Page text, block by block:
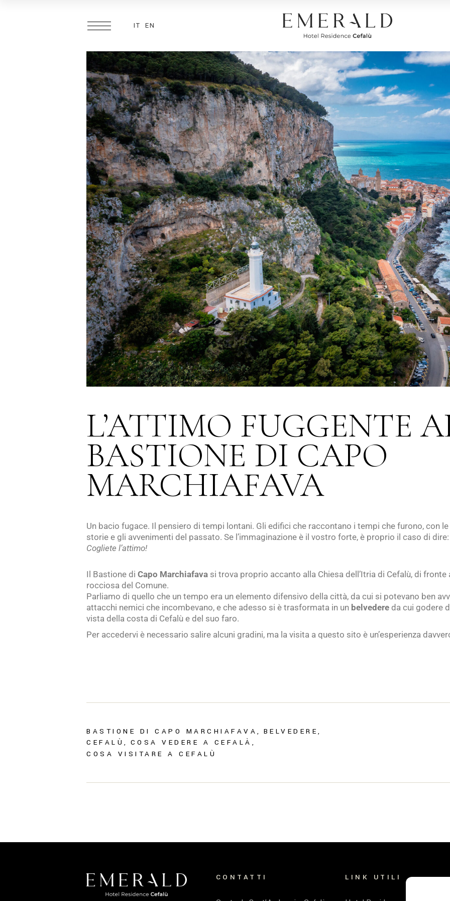
IT EN
L’ATTIMO FUGGENTE
BASTIONE DI CAPO
MARCHIAFAVA
Un bacio fugace. Il pensiero di tempi lontani. Gli edifici che raccontano i tempi che furono, con
storie e gli avvenimenti del passato. Se l’immaginazione è il vostro forte, è proprio il caso di
Cogliete l’attimo!
Il Bastione di Capo Marchiafava si trova proprio accanto alla Chiesa dell’Itria di Cefalù, di fronte
rocciosa del Comune.
Parliamo di quello che un tempo era un elemento difensivo della città, da cui si potevano ben
attacchi nemici che incombevano, e che adesso si è trasformata in un belvedere da cui godere
vista della costa di Cefalù e del suo faro.
Per accedervi è necessario salire alcuni gradini, ma la visita a questo sito è un’esperienza
BASTIONE DI CAPO MARCHIAFAVA
BELVEDERE
CEFALÙ
COSA VEDERE A CEFALÀ
COSA VISITARE A CEFALÙ
CONTATTI LINK UTILI